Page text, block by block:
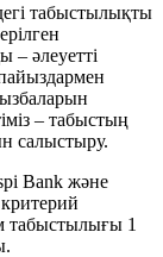
табыстылықты
– әлеуетті
– табыстың
салыстыру.
Bank және
1